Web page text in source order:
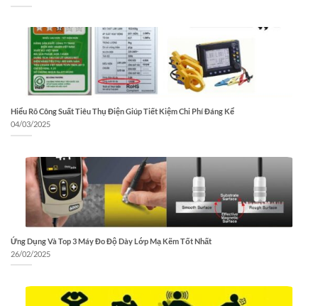
Hiểu Rõ Công Suất Tiêu Thụ Điện Giúp Tiết Kiệm Chi Phí Đáng Kể
04/03/2025
Ứng Dụng Và Top 3 Máy Đo Độ Dày Lớp Mạ Kẽm Tốt Nhất
26/02/2025